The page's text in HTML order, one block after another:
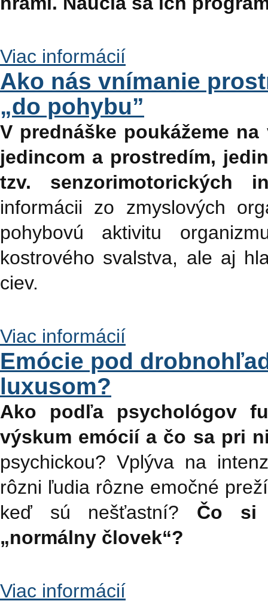
Viac informácií
Ako nás vnímanie
„do pohybu”
V prednáške poukážeme
jedincom a prostredím,
tzv. senzorimotorických
informácii zo zmyslových
pohybovú aktivitu
kostrového svalstva, ale aj
ciev.
Viac informácií
Emócie pod
luxusom?
Ako podľa psychológov
výskum emócií a čo sa pri
psychickou? Vplýva na
rôzni ľudia rôzne emočné
keď sú nešťastní? Čo si
„normálny človek“?
Viac informácií